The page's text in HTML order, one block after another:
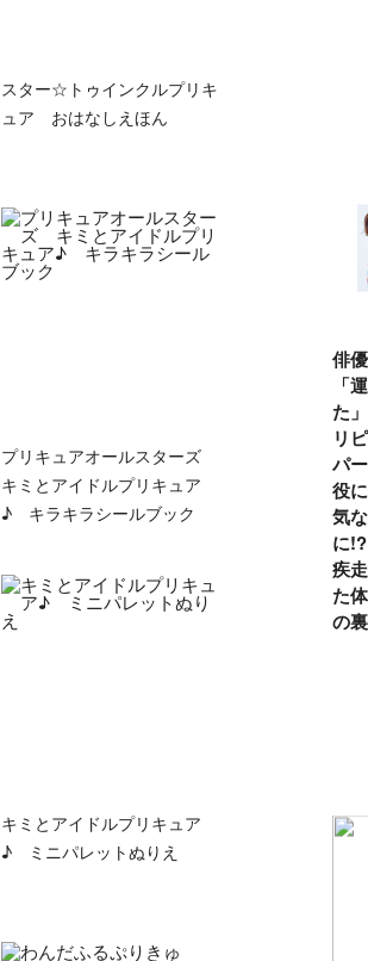
スター☆トゥインクルプリキ
ュア おはなしえほん
プリキュアオールスターズ
キミとアイドルプリキュア
♪ キラキラシールブック
キミとアイドルプリキュア
♪ ミニパレットぬりえ
俳
「
た
リ
パ
役
気
に
疾
た
の